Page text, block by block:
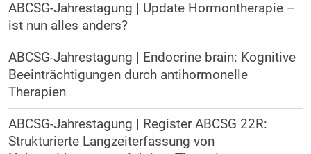
ABCSG-Jahrestagung | Update Hormontherapie –
ist nun alles anders?
ABCSG-Jahrestagung | Endocrine brain: Kognitive
Beeinträchtigungen durch antihormonelle
Therapien
ABCSG-Jahrestagung | Register ABCSG 22R:
Strukturierte Langzeiterfassung von